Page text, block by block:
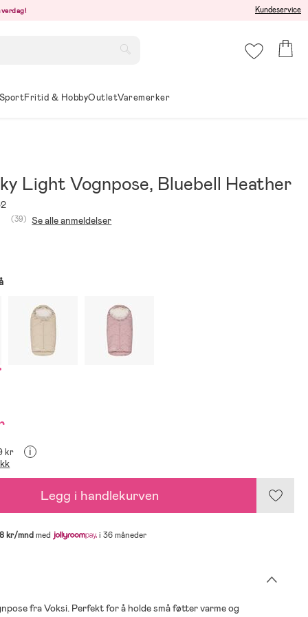
Kundeservice
SportFritid & HobbyOutletVaremerker
Light Vognpose, Bluebell Heather
(39) Se alle anmeldelser
kr i
Legg i handlekurven
kr/mnd med i 36 måneder
fra Voksi. Perfekt for å holde små føtter varme og